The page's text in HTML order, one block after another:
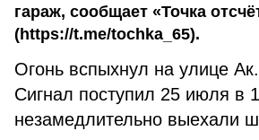
гараж, сообщает «Точка
(https://t.me/tochka_65).
Огонь вспыхнул на улице
Сигнал поступил 25 июля в
незамедлительно выехали